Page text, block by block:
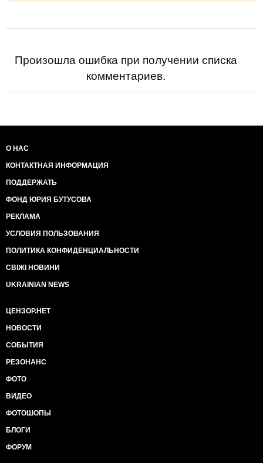
Произошла ошибка при получении списка
комментариев.
О НАС
КОНТАКТНАЯ ИНФОРМАЦИЯ
ПОДДЕРЖАТЬ
ФОНД ЮРИЯ БУТУСОВА
РЕКЛАМА
УСЛОВИЯ ПОЛЬЗОВАНИЯ
ПОЛИТИКА КОНФИДЕНЦИАЛЬНОСТИ
СВІЖІ НОВИНИ
UKRAINIAN NEWS
ЦЕНЗОР.НЕТ
НОВОСТИ
СОБЫТИЯ
РЕЗОНАНС
ФОТО
ВИДЕО
ФОТОШОПЫ
БЛОГИ
ФОРУМ